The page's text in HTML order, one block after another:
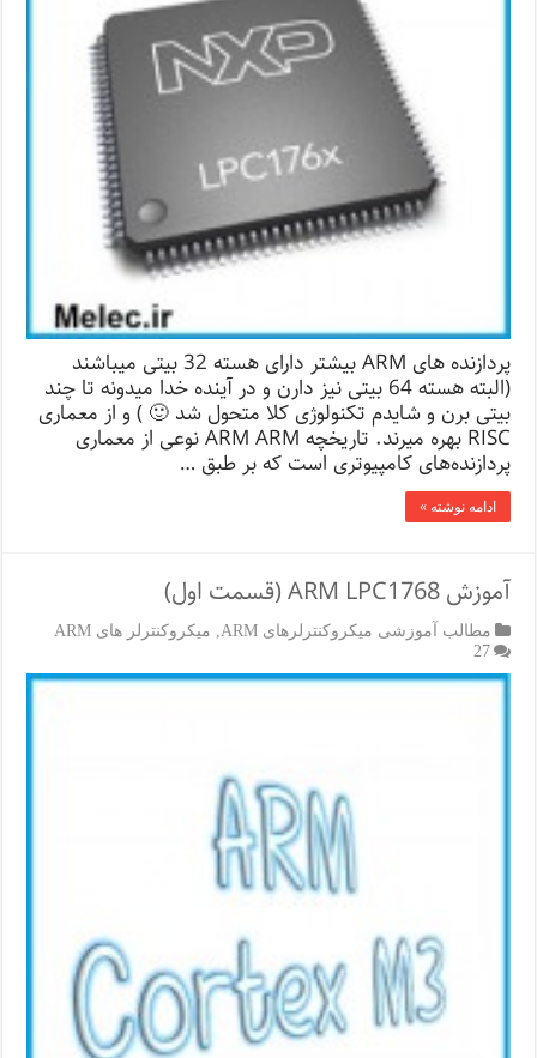
پردازنده های ARM بیشتر دارای هسته 32 بیتی میباشند
(البته هسته 64 بیتی نیز دارن و در آینده خدا میدونه تا چند
بیتی برن و شایدم تکنولوژی کلا متحول شد 🙂 ) و از معماری
RISC بهره میرند. تاریخچه ARM ARM نوعی از معماری
پردازنده‌های کامپیوتری است که بر طبق …
ادامه نوشته »
آموزش ARM LPC1768 (قسمت اول)
مطالب آموزشی میکروکنترلرهای ARM , میکروکنترلر های ARM
27